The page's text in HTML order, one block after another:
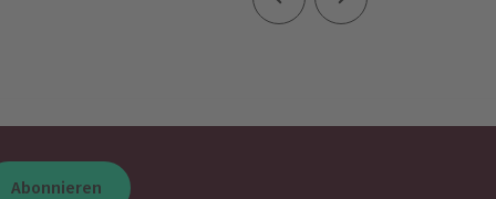
Abonnieren